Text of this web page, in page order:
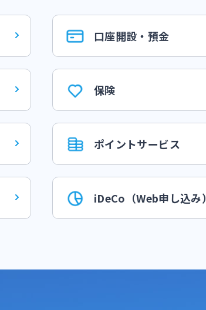
口座開設・預金
保険
ポイントサービス
iDeCo（Web申し込み）